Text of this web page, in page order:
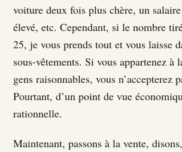
voiture deux fois plus chère, un
élevé, etc. Cependant, si le nombre
25, je vous prends tout et vous laisse
sous-vêtements. Si vous appartenez à
gens raisonnables, vous n’accepterez
Pourtant, d’un point de vue
rationnelle.
Maintenant, passons à la vente,